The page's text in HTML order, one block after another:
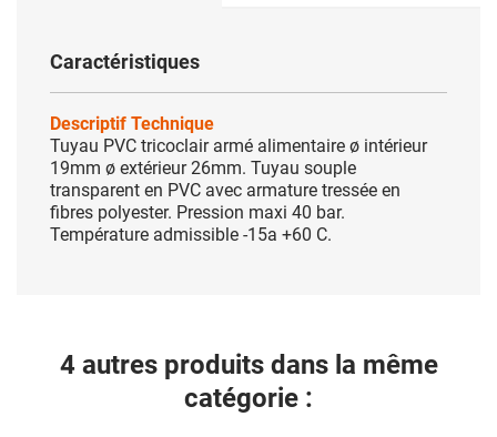
Caractéristiques
Descriptif Technique
Tuyau PVC tricoclair armé alimentaire ø intérieur
19mm ø extérieur 26mm. Tuyau souple
transparent en PVC avec armature tressée en
fibres polyester. Pression maxi 40 bar.
Température admissible -15a +60 C.
4 autres produits dans la même
catégorie :